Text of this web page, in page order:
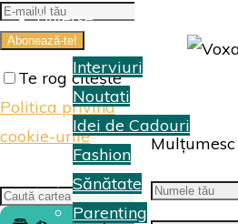
Diverse
Interviuri
Noutati
Idei de Cadouri
Fashion
Sănătate
Parenting
Te rog citește
Politica privind
cookie-urile
Search Caută